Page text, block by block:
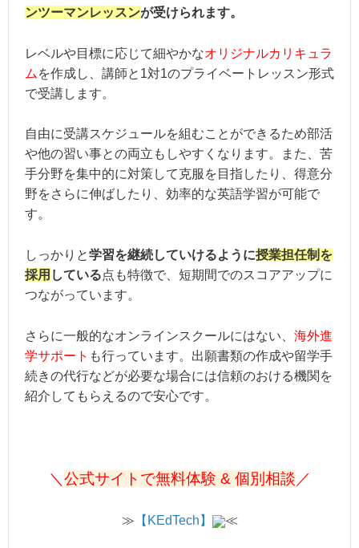
ンツーマンレッスンが受けられます。
レベルや目標に応じて細やかなオリジナルカリキュラ
ム を作成し、講師と1対1のプライベートレッスン形式
で受講します。
自由に受講スケジュールを組むことができるため部活
や他の習い事との両立もしやすくなります。また、苦
手分野を集中的に対策して克服を目指したり、得意分
野をさらに伸ばしたり、効率的な英語学習が可能で
す。
しっかりと学習を継続していけるように授業担任制を
採用 している点も特徴で、短期間でのスコアアップに
つながっています。
さらに一般的なオンラインスクールにはない、 海外進
学サポート も行っています。出願書類の作成や留学手
続きの代行などが必要な場合には信頼のおける機関を
紹介してもらえるので安心です。
＼ 公式サイトで無料体験 & 個別相談 ／
≫ 【KEdTech】 ≪